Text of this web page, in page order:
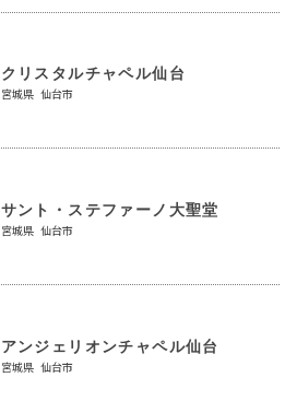
クリスタルチャペル仙台
宮城県 仙台市
サント・ステファーノ大聖堂
宮城県 仙台市
アンジェリオンチャペル仙台
宮城県 仙台市